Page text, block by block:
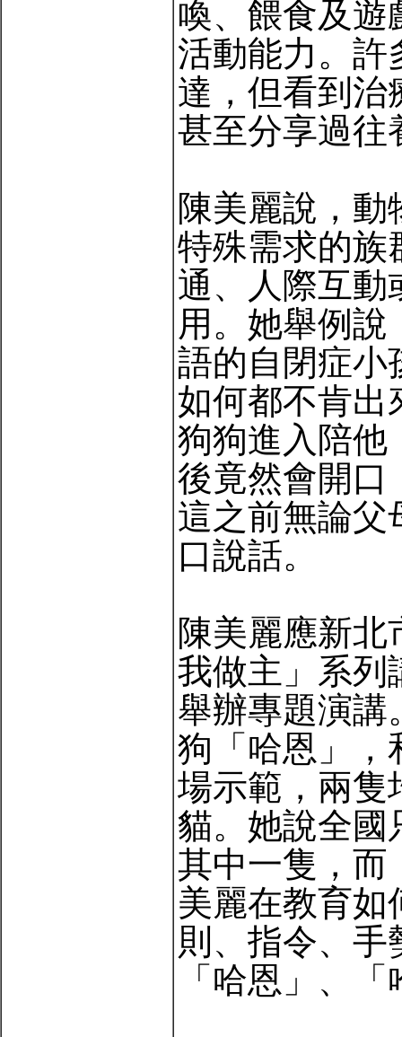
喚、餵食及遊
活動能力。許
達，但看到治
甚至分享過往
陳美麗說，
特殊需求的族
通、人際互動
用。她舉例
語的自閉症小
如何都不肯出
狗狗進入陪他
後竟然會開口
這之前無論父
口說話。
陳美麗應新
我做主」系列
舉辦專題演講
狗「哈恩」，
場示範，兩隻
貓。她說全國
其中一隻，而
美麗在教育如
則、指令、
「哈恩」、